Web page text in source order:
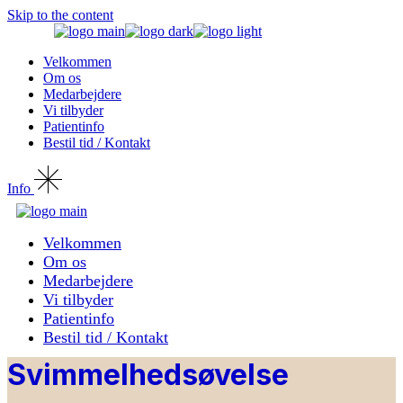
Skip to the content
Velkommen
Om os
Medarbejdere
Vi tilbyder
Patientinfo
Bestil tid / Kontakt
Info
Velkommen
Om os
Medarbejdere
Vi tilbyder
Patientinfo
Bestil tid / Kontakt
Svimmelhedsøvelse